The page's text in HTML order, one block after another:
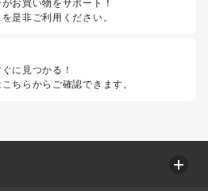
お買い物をサポート！
是非ご利用ください。
に見つかる！
ちらからご確認できます。